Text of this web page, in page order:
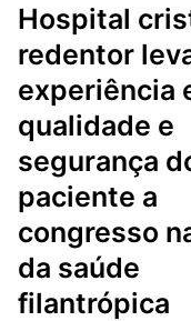
hospital cristo
redentor
experiência
qualidade e
segurança
paciente a
congresso
da saúde
filantrópica